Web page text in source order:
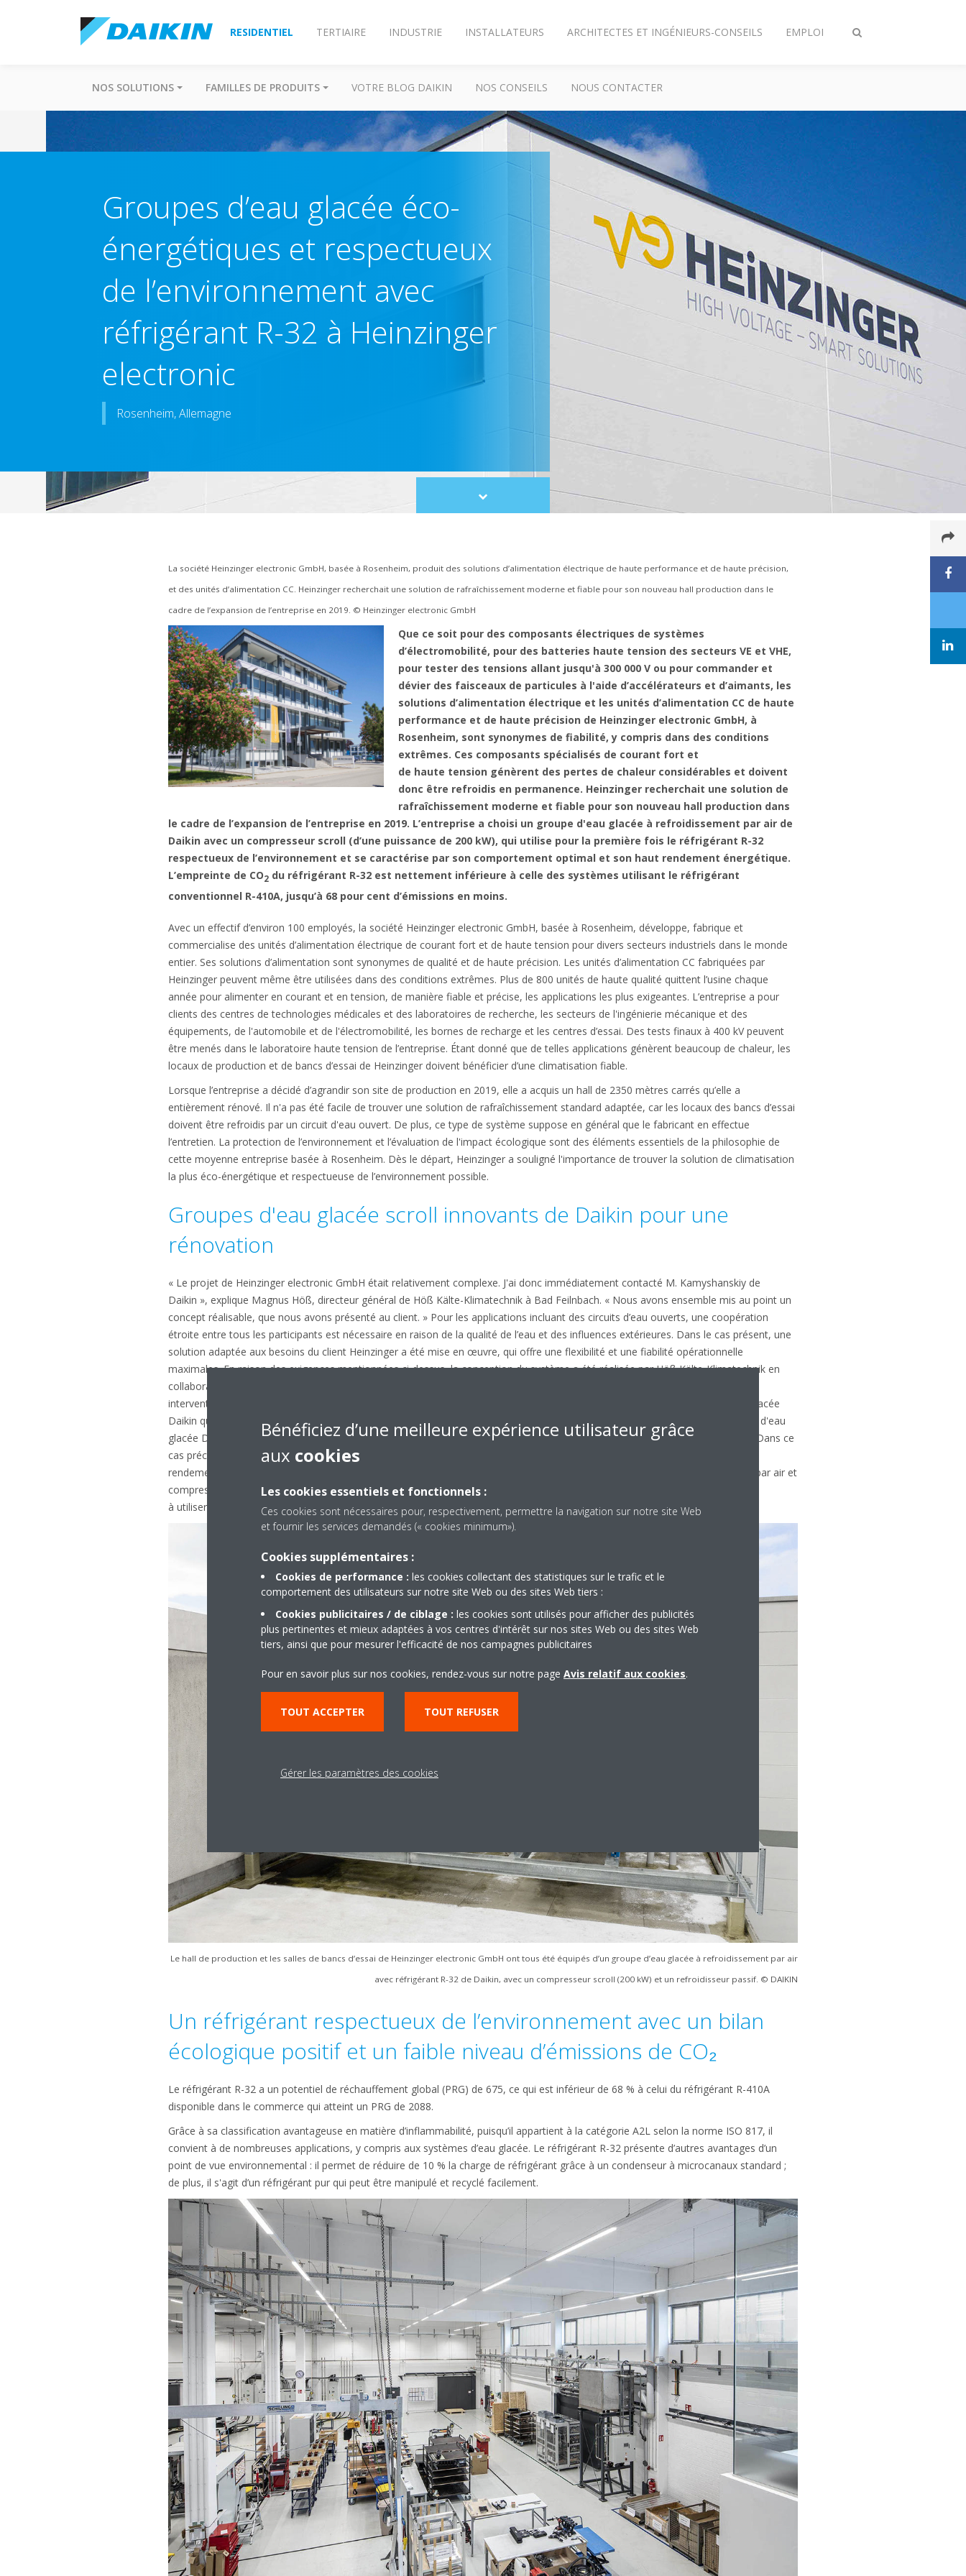
Afficher/masquer
RESIDENTIEL TERTIAIRE INDUSTRIE INSTALLATEURS ARCHITECTES ET INGÉNIEURS-CONSEILS EMPLOI
NOS SOLUTIONS FAMILLES DE PRODUITS VOTRE BLOG DAIKIN NOS CONSEILS NOUS CONTACTER
Groupes d’eau glacée éco-
énergétiques et respectueux
de l’environnement avec
réfrigérant R-32 à Heinzinger
electronic
Rosenheim, Allemagne
Scroll
to
La société Heinzinger electronic GmbH, basée à Rosenheim, produit des solutions d’alimentation électrique de haute performance et de haute précision,
et des unités d’alimentation CC. Heinzinger recherchait une solution de rafraîchissement moderne et fiable pour son nouveau hall production dans le
cadre de l’expansion de l’entreprise en 2019. © Heinzinger electronic GmbH
Que ce soit pour des composants électriques de systèmes
d’électromobilité, pour des batteries haute tension des secteurs VE et VHE,
pour tester des tensions allant jusqu'à 300 000 V ou pour commander et
dévier des faisceaux de particules à l'aide d’accélérateurs et d’aimants, les
solutions d’alimentation électrique et les unités d’alimentation CC de haute
performance et de haute précision de Heinzinger electronic GmbH, à
Rosenheim, sont synonymes de fiabilité, y compris dans des conditions
extrêmes. Ces composants spécialisés de courant fort et
de haute tension génèrent des pertes de chaleur considérables et doivent
donc être refroidis en permanence. Heinzinger recherchait une solution de
rafraîchissement moderne et fiable pour son nouveau hall production dans
le cadre de l’expansion de l’entreprise en 2019. L’entreprise a choisi un groupe d'eau glacée à refroidissement par air de
Daikin avec un compresseur scroll (d’une puissance de 200 kW), qui utilise pour la première fois le réfrigérant R-32
respectueux de l’environnement et se caractérise par son comportement optimal et son haut rendement énergétique.
L’empreinte de CO2du réfrigérant R-32 est nettement inférieure à celle des systèmes utilisant le réfrigérant
conventionnel R-410A, jusqu’à 68 pour cent d’émissions en moins.
Avec un effectif d’environ 100 employés, la société Heinzinger electronic GmbH, basée à Rosenheim, développe, fabrique et
commercialise des unités d’alimentation électrique de courant fort et de haute tension pour divers secteurs industriels dans le monde
entier. Ses solutions d’alimentation sont synonymes de qualité et de haute précision. Les unités d’alimentation CC fabriquées par
Heinzinger peuvent même être utilisées dans des conditions extrêmes. Plus de 800 unités de haute qualité quittent l’usine chaque
année pour alimenter en courant et en tension, de manière fiable et précise, les applications les plus exigeantes. L’entreprise a pour
clients des centres de technologies médicales et des laboratoires de recherche, les secteurs de l'ingénierie mécanique et des
équipements, de l'automobile et de l'électromobilité, les bornes de recharge et les centres d’essai. Des tests finaux à 400 kV peuvent
être menés dans le laboratoire haute tension de l’entreprise. Étant donné que de telles applications génèrent beaucoup de chaleur, les
locaux de production et de bancs d’essai de Heinzinger doivent bénéficier d’une climatisation fiable.
Lorsque l’entreprise a décidé d’agrandir son site de production en 2019, elle a acquis un hall de 2350 mètres carrés qu’elle a
entièrement rénové. Il n'a pas été facile de trouver une solution de rafraîchissement standard adaptée, car les locaux des bancs d’essai
doivent être refroidis par un circuit d'eau ouvert. De plus, ce type de système suppose en général que le fabricant en effectue
l’entretien. La protection de l’environnement et l’évaluation de l'impact écologique sont des éléments essentiels de la philosophie de
cette moyenne entreprise basée à Rosenheim. Dès le départ, Heinzinger a souligné l'importance de trouver la solution de climatisation
la plus éco-énergétique et respectueuse de l’environnement possible.
Groupes d'eau glacée scroll innovants de Daikin pour une
rénovation
« Le projet de Heinzinger electronic GmbH était relativement complexe. J'ai donc immédiatement contacté M. Kamyshanskiy de
Daikin », explique Magnus Höß, directeur général de Höß Kälte-Klimatechnik à Bad Feilnbach. « Nous avons ensemble mis au point un
concept réalisable, que nous avons présenté au client. » Pour les applications incluant des circuits d’eau ouverts, une coopération
étroite entre tous les participants est nécessaire en raison de la qualité de l’eau et des influences extérieures. Dans le cas présent, une
solution adaptée aux besoins du client Heinzinger a été mise en œuvre, qui offre une flexibilité et une fiabilité opérationnelle
maximales. En raison des exigences mentionnées ci-dessus, la conception du système a été réalisée par Höß Kälte-Klimatechnik en
collaboration avec Daikin afin, d’une part, de répondre exactement à la demande du client et, d’autre part, de permettre des
interventions ou des ajustements du système de commande à tout moment. Cette conception reposait sur un groupe d'eau glacée
Daikin qui assure un refroidissement de process fiable et éco-énergétique. Avec plus de 150 options d’équipement, les groupes d'eau
glacée Daikin peuvent être personnalisés pour s'adapter à des applications, des environnements et des exigences spécifiques. Dans ce
cas précis, c’est un groupe d'eau glacée à refroidissement par air de la série EWAT-B-XR qui a été choisi. Il se caractérise par un
rendement élevé et un niveau de pression sonore réduit. Il s'agit également du premier groupe d’eau glacée à refroidissement par air et
compresseur à vis
à utiliser le réfrigérant R-32 respectueux de l’environnement.
Le hall de production et les salles de bancs d’essai de Heinzinger electronic GmbH ont tous été équipés d’un groupe d’eau glacée à refroidissement par air
avec réfrigérant R-32 de Daikin, avec un compresseur scroll (200 kW) et un refroidisseur passif. © DAIKIN
Un réfrigérant respectueux de l’environnement avec un bilan
écologique positif et un faible niveau d’émissions de CO₂
Le réfrigérant R-32 a un potentiel de réchauffement global (PRG) de 675, ce qui est inférieur de 68 % à celui du réfrigérant R-410A
disponible dans le commerce qui atteint un PRG de 2088.
Grâce à sa classification avantageuse en matière d’inflammabilité, puisqu’il appartient à la catégorie A2L selon la norme ISO 817, il
convient à de nombreuses applications, y compris aux systèmes d’eau glacée. Le réfrigérant R-32 présente d’autres avantages d’un
point de vue environnemental : il permet de réduire de 10 % la charge de réfrigérant grâce à un condenseur à microcanaux standard ;
de plus, il s'agit d’un réfrigérant pur qui peut être manipulé et recyclé facilement.
Bénéficiez d’une meilleure expérience utilisateur grâce
aux cookies
Les cookies essentiels et fonctionnels :
Ces cookies sont nécessaires pour, respectivement, permettre la navigation sur notre site Web
et fournir les services demandés (« cookies minimum»).
Cookies supplémentaires :
Cookies de performance : les cookies collectant des statistiques sur le trafic et le
comportement des utilisateurs sur notre site Web ou des sites Web tiers :
Cookies publicitaires / de ciblage : les cookies sont utilisés pour afficher des publicités
plus pertinentes et mieux adaptées à vos centres d'intérêt sur nos sites Web ou des sites Web
tiers, ainsi que pour mesurer l'efficacité de nos campagnes publicitaires
Pour en savoir plus sur nos cookies, rendez-vous sur notre page Avis relatif aux cookies.
TOUT ACCEPTER TOUT REFUSER
Gérer les paramètres des cookies